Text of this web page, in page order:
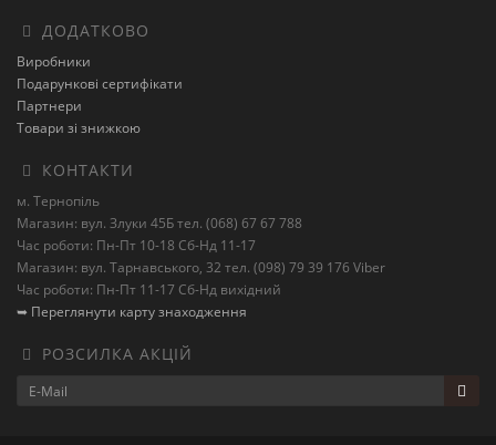
ДОДАТКОВО
Виробники
Подарункові сертифікати
Партнери
Товари зі знижкою
КОНТАКТИ
м. Тернопіль
Магазин: вул. Злуки 45Б тел. (068) 67 67 788
Час роботи: Пн-Пт 10-18 Сб-Нд 11-17
Магазин: вул. Тарнавського, 32 тел. (098) 79 39 176 Viber
Час роботи: Пн-Пт 11-17 Сб-Нд вихідний
➥ Переглянути карту знаходження
РОЗСИЛКА АКЦІЙ